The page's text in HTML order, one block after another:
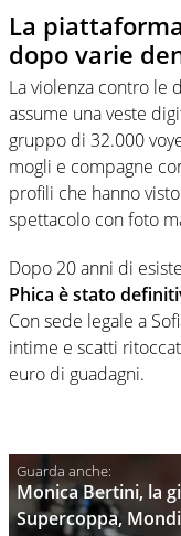
La
dopo varie
La violenza contro le
assume una veste
gruppo di 32.000
mogli e compagne
profili che hanno
spettacolo con foto
Dopo 20 anni di
Phica è stato
Con sede legale a
intime e scatti
euro di guadagni.
Monica Bertini, la
Supercoppa,